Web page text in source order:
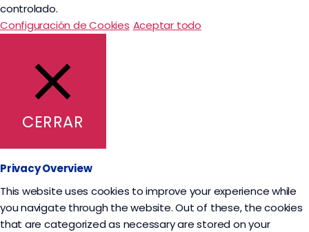
controlado.
Configuración de Cookies Aceptar todo
CERRAR
Privacy Overview
This website uses cookies to improve your experience while
you navigate through the website. Out of these, the cookies
that are categorized as necessary are stored on your